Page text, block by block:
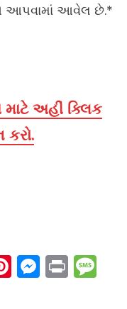
આપવામાં આવેલ છે.*
અહીં ક્લિક
Pinterest
Print